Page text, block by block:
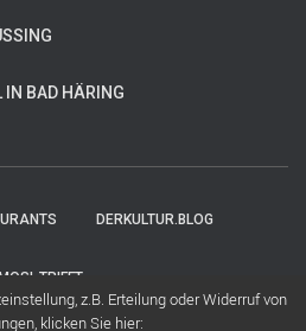
IN BAD HÄRING
DERKULTUR.BLOG
TRIFFT
z.B. Erteilung oder Widerruf von
klicken Sie hier: